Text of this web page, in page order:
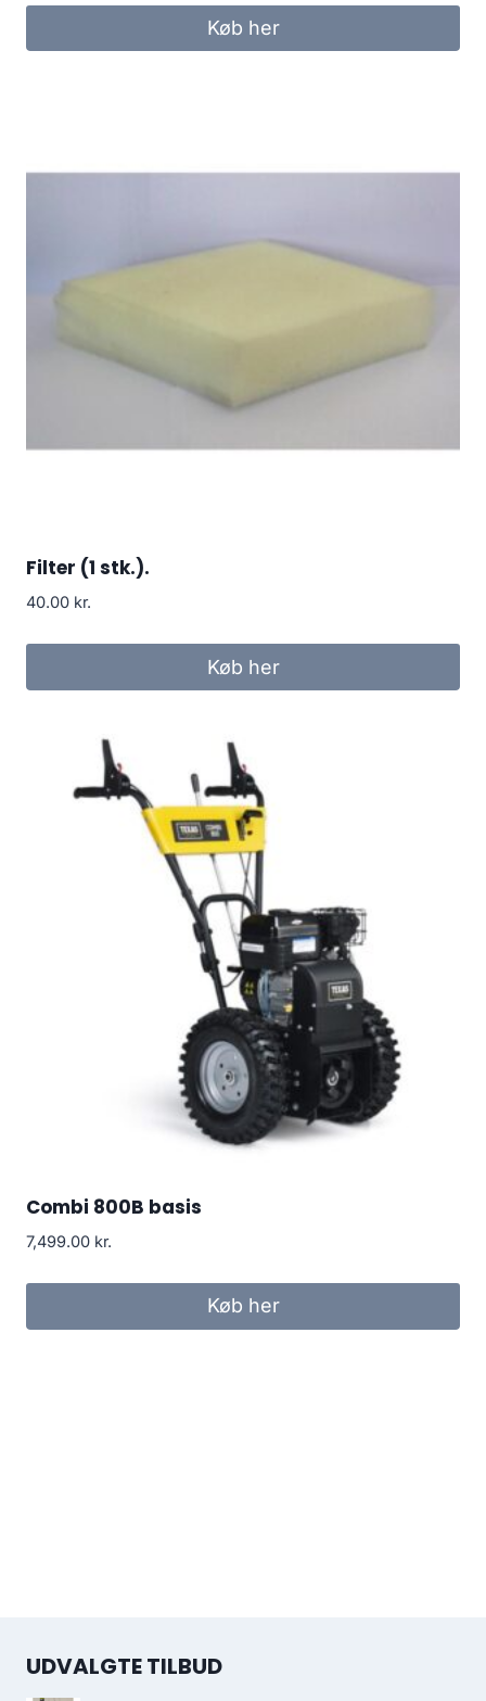
Køb her
Filter (1 stk.).
40.00 kr.
Køb her
Combi 800B basis
7,499.00 kr.
Køb her
UDVALGTE TILBUD